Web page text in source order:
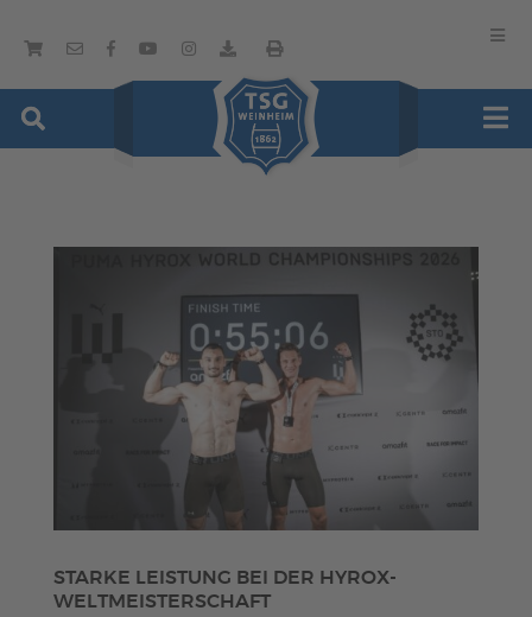
STARKE LEISTUNG BEI DER HYROX-
WELTMEISTERSCHAFT